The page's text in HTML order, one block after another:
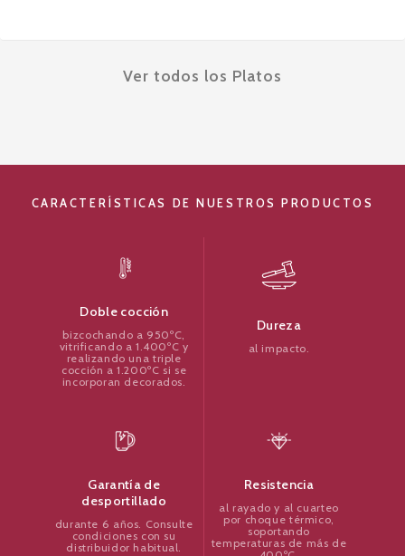
Ver todos los Platos
CARACTERÍSTICAS DE NUESTROS PRODUCTOS
Doble cocción
bizcochando a 950ºC,
vitrificando a 1.400ºC y
realizando una triple
cocción a 1.200ºC si se
incorporan decorados.
Dureza
al impacto.
Garantía de
desportillado
durante 6 años. Consulte
condiciones con su
distribuidor habitual.
Resistencia
al rayado y al cuarteo
por choque térmico,
soportando
temperaturas de más de